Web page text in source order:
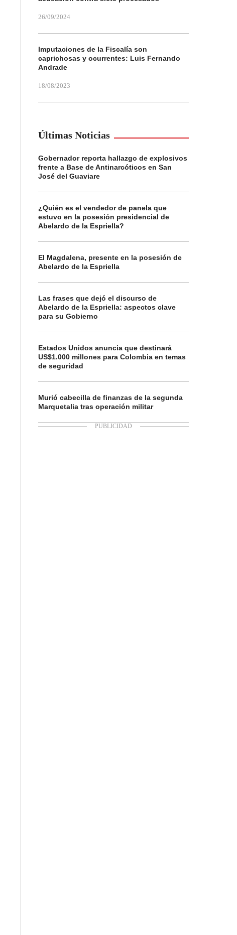
26/09/2024
Imputaciones de la Fiscalía son
caprichosas y ocurrentes: Luis Fernando
Andrade
18/08/2023
Últimas Noticias
Gobernador reporta hallazgo de explosivos
frente a Base de Antinarcóticos en San
José del Guaviare
¿Quién es el vendedor de panela que
estuvo en la posesión presidencial de
Abelardo de la Espriella?
El Magdalena, presente en la posesión de
Abelardo de la Espriella
Las frases que dejó el discurso de
Abelardo de la Espriella: aspectos clave
para su Gobierno
Estados Unidos anuncia que destinará
US$1.000 millones para Colombia en temas
de seguridad
Murió cabecilla de finanzas de la segunda
Marquetalia tras operación militar